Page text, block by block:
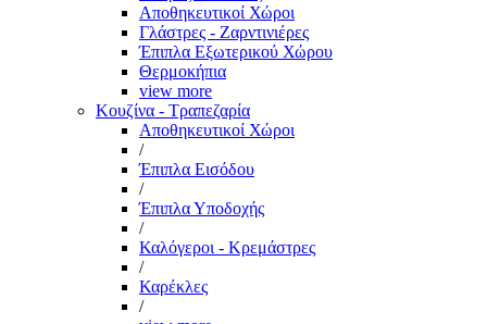
Αποθηκευτικοί Χώροι
Γλάστρες - Ζαρντινιέρες
Έπιπλα Εξωτερικού Χώρου
Θερμοκήπια
view more
Κουζίνα - Τραπεζαρία
Αποθηκευτικοί Χώροι
/
Έπιπλα Εισόδου
/
Έπιπλα Υποδοχής
/
Καλόγεροι - Κρεμάστρες
/
Καρέκλες
/